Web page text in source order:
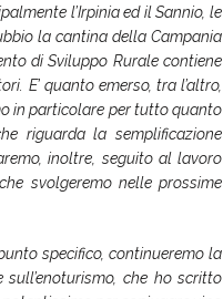
l’Irpinia ed il Sannio, le
la cantina della Campania
di Sviluppo Rurale contiene
E’ quanto emerso, tra l’altro,
in particolare per tutto quanto
riguarda la semplificazione
inoltre, seguito al lavoro
svolgeremo nelle prossime
specifico, continueremo la
che ho scritto